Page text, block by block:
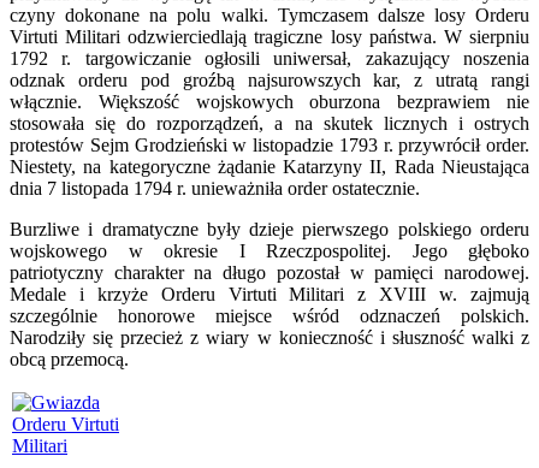
czyny dokonane na polu walki. Tymczasem dalsze losy Orderu
Virtuti Militari odzwierciedlają tragiczne losy państwa. W sierpniu
1792 r. targowiczanie ogłosili uniwersał, zakazujący noszenia
odznak orderu pod groźbą najsurowszych kar, z utratą rangi
włącznie. Większość wojskowych oburzona bezprawiem nie
stosowała się do rozporządzeń, a na skutek licznych i ostrych
protestów Sejm Grodzieński w listopadzie 1793 r. przywrócił order.
Niestety, na kategoryczne żądanie Katarzyny II, Rada Nieustająca
dnia 7 listopada 1794 r. unieważniła order ostatecznie.
Burzliwe i dramatyczne były dzieje pierwszego polskiego orderu
wojskowego w okresie I Rzeczpospolitej. Jego głęboko
patriotyczny charakter na długo pozostał w pamięci narodowej.
Medale i krzyże Orderu Virtuti Militari z XVIII w. zajmują
szczególnie honorowe miejsce wśród odznaczeń polskich.
Narodziły się przecież z wiary w konieczność i słuszność walki z
obcą przemocą.